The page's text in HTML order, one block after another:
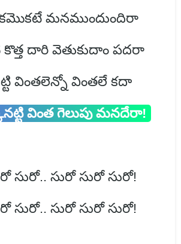
మనముందుందిరా
దారి వెతుకుదాం పదరా
వింతలెన్నో వింతలే కదా
వింత గెలుపు మనదేరా!
సురో.. సురో సురో సురో!
సురో.. సురో సురో సురో!